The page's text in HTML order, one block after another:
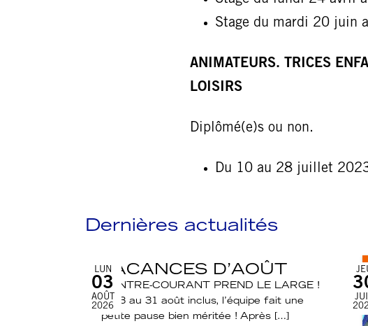
Stage du mardi 20 juin
ANIMATEURS. TRICES
LOISIRS
Diplômé(e)s ou non.
Du 10 au 28 juillet
Dernières actualités
VACANCES D’AOÛT
CONTRE-COURANT PREND LE LARGE !
Du 3 au 31 août inclus, l’équipe fait une
petite pause bien méritée ! Après […]
LUN
03
AOÛT
2026